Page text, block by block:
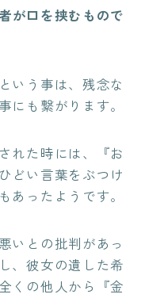
が口を挟むもので
いう事は、残念な
にも繋がります。
れた時には、『お
どい言葉をぶつけ
あったようです。
いとの批判があっ
、彼女の遺した希
くの他人から『金